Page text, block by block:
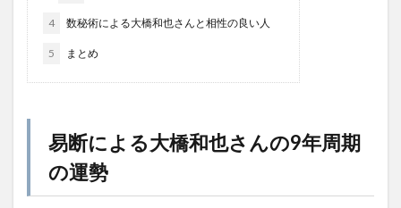
4 数秘術による大橋和也さんと相性の良い人
5 まとめ
易断による大橋和也さんの9年周期
の運勢